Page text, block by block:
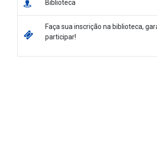
Biblioteca
Faça sua inscrição na biblioteca,
participar!